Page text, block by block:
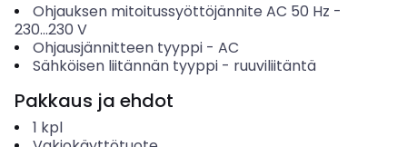
Ohjauksen mitoitussyöttöjännite AC 50 Hz -
230...230 V
Ohjausjännitteen tyyppi- AC
Sähköisen liitännän tyyppi- ruuviliitäntä
Pakkaus ja ehdot
1 kpl